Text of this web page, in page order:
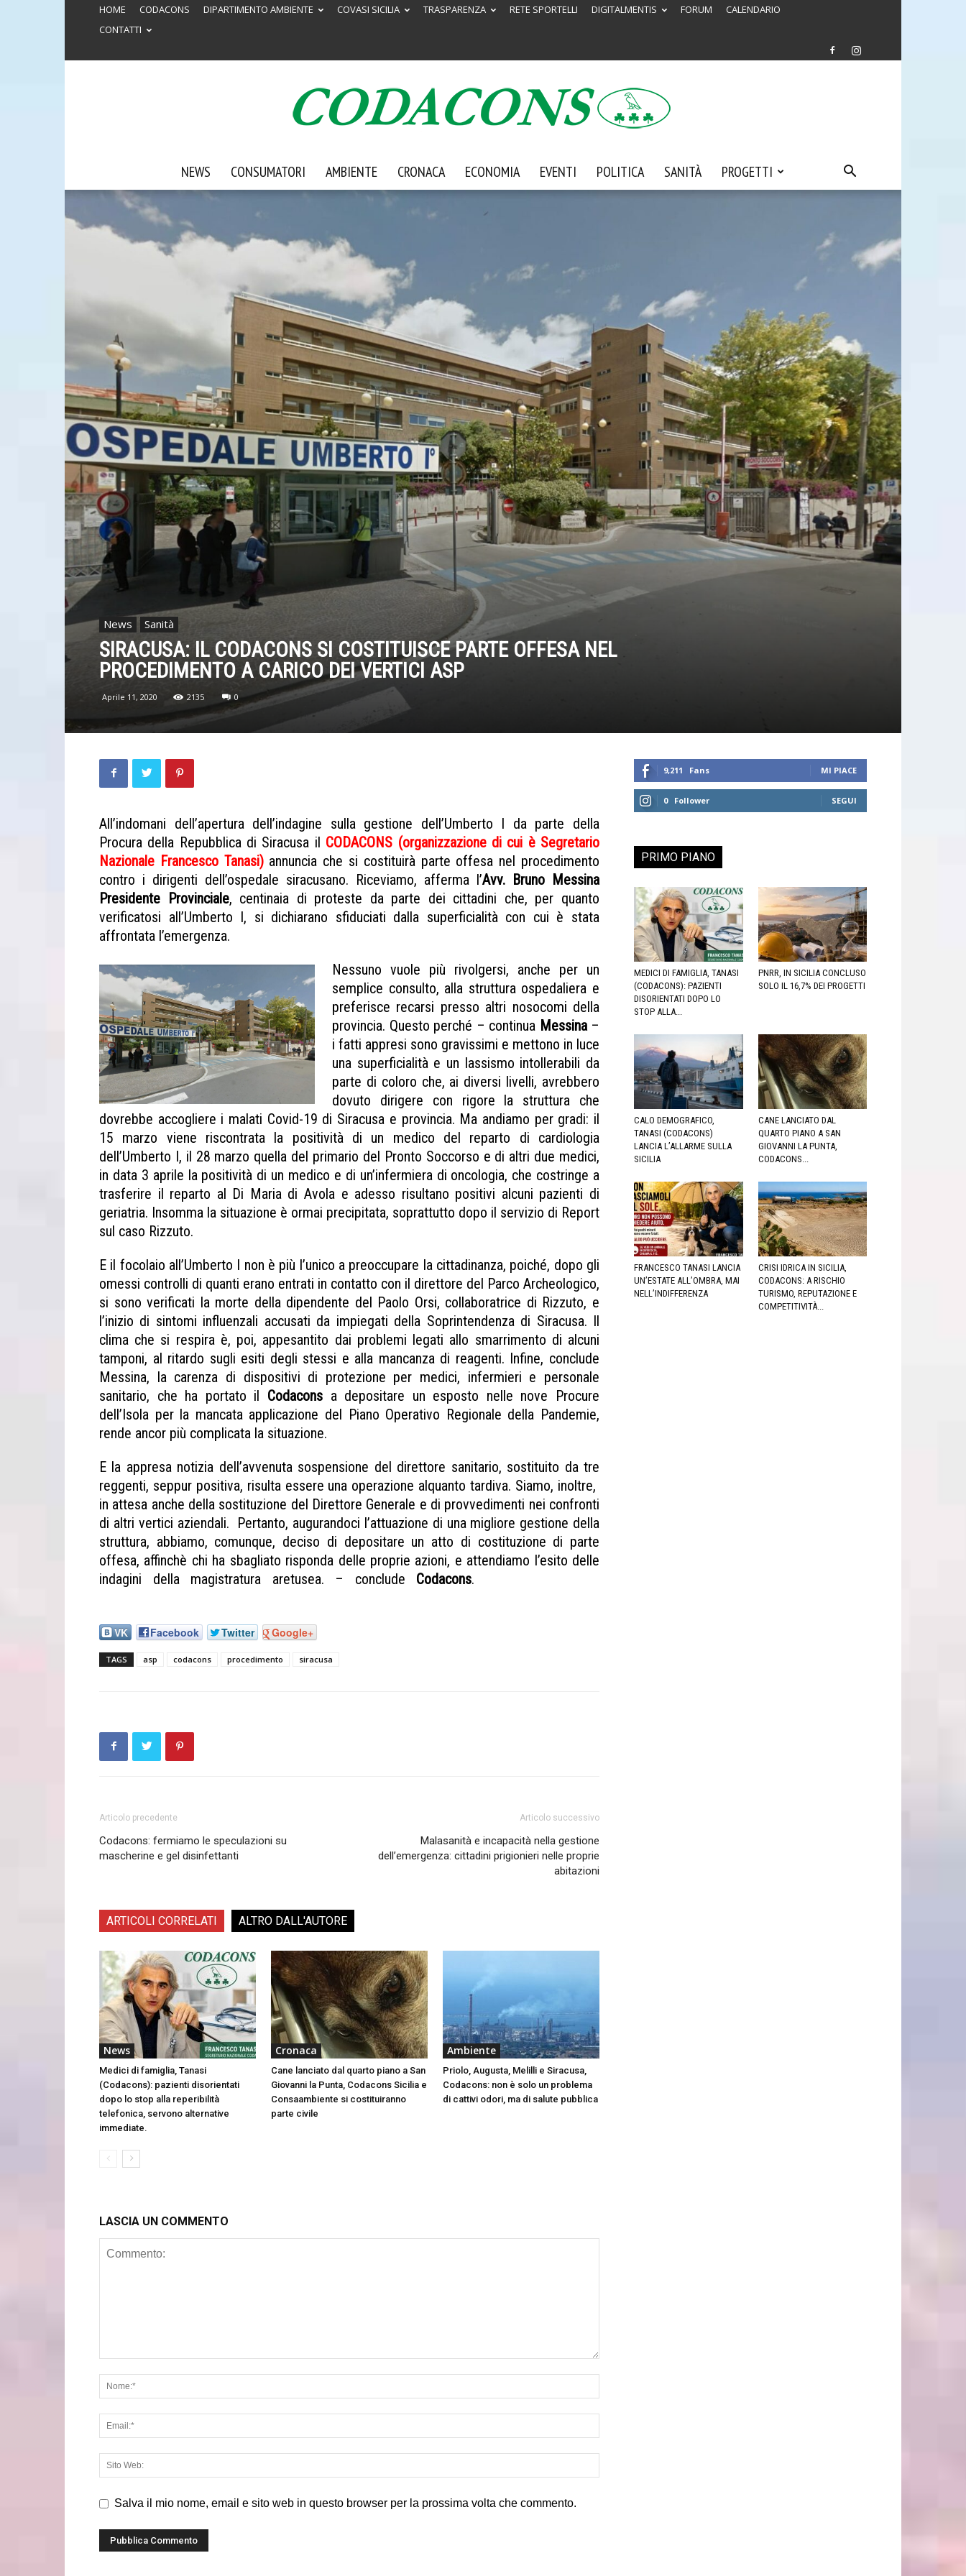
HOME CODACONS DIPARTIMENTO AMBIENTE COVASI SICILIA TRASPARENZA RETE SPORTELLI DIGITALMENTIS FORUM
CALENDARIO
CONTATTI
Codacons
Sicilia
NEWS CONSUMATORI AMBIENTE CRONACA ECONOMIA EVENTI POLITICA SANITÀ PROGETTI
News Sanità
SIRACUSA: IL CODACONS SI COSTITUISCE PARTE OFFESA NEL
PROCEDIMENTO A CARICO DEI VERTICI ASP
Aprile 11, 2020 2135 0
All’indomani dell’apertura dell’indagine sulla gestione dell’Umberto I da parte della
Procura della Repubblica di Siracusa il CODACONS (organizzazione di cui è Segretario
Nazionale Francesco Tanasi) annuncia che si costituirà parte offesa nel procedimento
contro i dirigenti dell’ospedale siracusano. Riceviamo, afferma l’Avv. Bruno Messina
Presidente Provinciale, centinaia di proteste da parte dei cittadini che, per quanto
verificatosi all’Umberto I, si dichiarano sfiduciati dalla superficialità con cui è stata
affrontata l’emergenza.
Nessuno vuole più rivolgersi, anche per un
semplice consulto, alla struttura ospedaliera e
preferisce recarsi presso altri nosocomi della
provincia. Questo perché – continua Messina–
i fatti appresi sono gravissimi e mettono in luce
una superficialità e un lassismo intollerabili da
parte di coloro che, ai diversi livelli, avrebbero
dovuto dirigere con rigore la struttura che
dovrebbe accogliere i malati Covid-19 di Siracusa e provincia. Ma andiamo per gradi: il
15 marzo viene riscontrata la positività di un medico del reparto di cardiologia
dell’Umberto I, il 28 marzo quella del primario del Pronto Soccorso e di altri due medici,
in data 3 aprile la positività di un medico e di un’infermiera di oncologia, che costringe a
trasferire il reparto al Di Maria di Avola e adesso risultano positivi alcuni pazienti di
geriatria. Insomma la situazione è ormai precipitata, soprattutto dopo il servizio di Report
sul caso Rizzuto.
E il focolaio all’Umberto I non è più l’unico a preoccupare la cittadinanza, poiché, dopo gli
omessi controlli di quanti erano entrati in contatto con il direttore del Parco Archeologico,
si sono verificati la morte della dipendente del Paolo Orsi, collaboratrice di Rizzuto, e
l’inizio di sintomi influenzali accusati da impiegati della Soprintendenza di Siracusa. Il
clima che si respira è, poi, appesantito dai problemi legati allo smarrimento di alcuni
tamponi, al ritardo sugli esiti degli stessi e alla mancanza di reagenti. Infine, conclude
Messina, la carenza di dispositivi di protezione per medici, infermieri e personale
sanitario, che ha portato il Codaconsa depositare un esposto nelle nove Procure
dell’Isola per la mancata applicazione del Piano Operativo Regionale della Pandemie,
rende ancor più complicata la situazione.
E la appresa notizia dell’avvenuta sospensione del direttore sanitario, sostituito da tre
reggenti, seppur positiva, risulta essere una operazione alquanto tardiva. Siamo, inoltre,
in attesa anche della sostituzione del Direttore Generale e di provvedimenti nei confronti
di altri vertici aziendali. Pertanto, augurandoci l’attuazione di una migliore gestione della
struttura, abbiamo, comunque, deciso di depositare un atto di costituzione di parte
offesa, affinchè chi ha sbagliato risponda delle proprie azioni, e attendiamo l’esito delle
indagini della magistratura aretusea. – conclude Codacons.
VK Facebook Twitter Google+
TAGS asp codacons procedimento siracusa
Articolo precedente
Codacons: fermiamo le speculazioni su
mascherine e gel disinfettanti
Articolo successivo
Malasanità e incapacità nella gestione
dell’emergenza: cittadini prigionieri nelle proprie
abitazioni
ARTICOLI CORRELATI ALTRO DALL'AUTORE
News
Medici di famiglia, Tanasi
(Codacons): pazienti disorientati
dopo lo stop alla reperibilità
telefonica, servono alternative
immediate.
Cronaca
Cane lanciato dal quarto piano a San
Giovanni la Punta, Codacons Sicilia e
Consaambiente si costituiranno
parte civile
Ambiente
Priolo, Augusta, Melilli e Siracusa,
Codacons: non è solo un problema
di cattivi odori, ma di salute pubblica
LASCIA UN COMMENTO
Salva il mio nome, email e sito web in questo browser per la prossima volta che commento.
9,211 Fans MI PIACE
0 Follower SEGUI
PRIMO PIANO
MEDICI DI FAMIGLIA, TANASI
(CODACONS): PAZIENTI
DISORIENTATI DOPO LO
STOP ALLA...
PNRR, IN SICILIA CONCLUSO
SOLO IL 16,7% DEI PROGETTI
CALO DEMOGRAFICO,
TANASI (CODACONS)
LANCIA L’ALLARME SULLA
SICILIA
CANE LANCIATO DAL
QUARTO PIANO A SAN
GIOVANNI LA PUNTA,
CODACONS...
FRANCESCO TANASI LANCIA
UN’ESTATE ALL’OMBRA, MAI
NELL’INDIFFERENZA
CRISI IDRICA IN SICILIA,
CODACONS: A RISCHIO
TURISMO, REPUTAZIONE E
COMPETITIVITÀ...